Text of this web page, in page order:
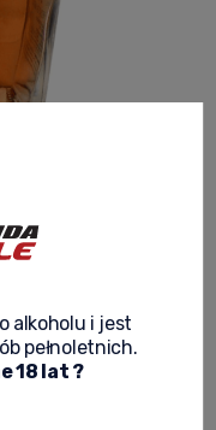
alkoholu i jest
pełnoletnich.
18 lat ?